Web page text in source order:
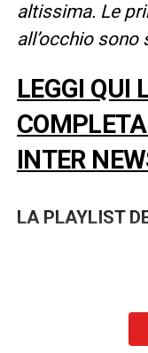
altissima. Le
all’occhio
LEGGI QUI
INTER
LA PLAYLIST